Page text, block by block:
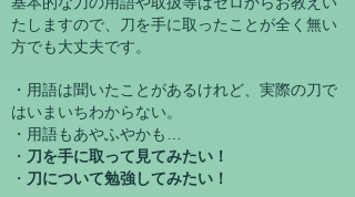
たしますので、刀を手に取ったことが全く無い
方でも大丈夫です。
・用語は聞いたことがあるけれど、実際の刀で
はいまいちわからない。
・用語もあやふやかも
・ 刀を手に取って見てみたい！
・ 刀について勉強してみたい！